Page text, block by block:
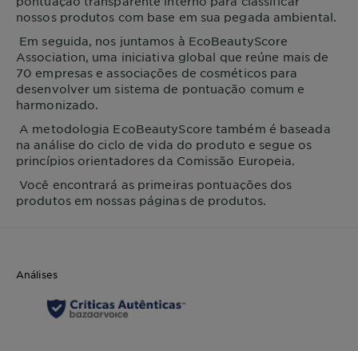
nossos produtos com base em sua pegada ambiental.
Em seguida, nos juntamos à EcoBeautyScore
Association, uma iniciativa global que reúne mais de
70 empresas e associações de cosméticos para
desenvolver um sistema de pontuação comum e
harmonizado.
A metodologia EcoBeautyScore também é baseada
na análise do ciclo de vida do produto e segue os
princípios orientadores da Comissão Europeia.
Você encontrará as primeiras pontuações dos
produtos em nossas páginas de produtos.
Análises